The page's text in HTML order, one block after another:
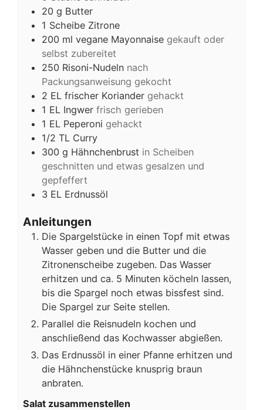
20 g Butter
1 Scheibe Zitrone
200 ml vegane Mayonnaise gekauft oder
selbst zubereitet
250 Risoni-Nudeln nach
Packungsanweisung gekocht
2 EL frischer Koriander gehackt
1 EL Ingwer frisch gerieben
1 EL Peperoni gehackt
1/2 TL Curry
300 g Hähnchenbrust in Scheiben
geschnitten und etwas gesalzen und
gepfeffert
3 EL Erdnussöl
Anleitungen
Die Spargelstücke in einen Topf mit etwas
Wasser geben und die Butter und die
Zitronenscheibe zugeben. Das Wasser
erhitzen und ca. 5 Minuten köcheln lassen,
bis die Spargel noch etwas bissfest sind.
Die Spargel zur Seite stellen.
Parallel die Reisnudeln kochen und
anschließend das Kochwasser abgießen.
Das Erdnussöl in einer Pfanne erhitzen und
die Hähnchenstücke knusprig braun
anbraten.
Salat zusammenstellen